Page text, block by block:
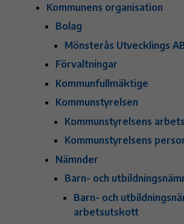
Kommunens organisation
Bolag
Mönsterås Utvecklings
Förvaltningar
Kommunfullmäktige
Kommunstyrelsen
Kommunstyrelsens
Kommunstyrelsens
Nämnder
Barn- och
Barn- och
arbetsutskott